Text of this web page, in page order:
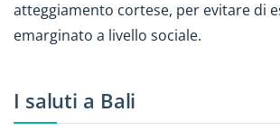
atteggiamento cortese, per evitare di
emarginato a livello sociale.
I saluti a Bali